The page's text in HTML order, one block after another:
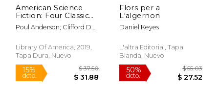
American Science
Fiction: Four Classic
Novels 1960-1966
(Loa #321): The High
Poul Anderson; Clifford D.
Roger Zelazny
Library Of America, 2019,
Tapa Dura, Nuevo
Flors per a
L'algernon
Daniel Keyes
L'altra Editorial, Tapa
Blanda, Nuevo